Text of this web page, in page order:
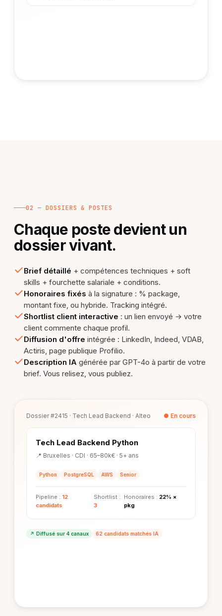
02 — DOSSIERS & POSTES
Chaque poste devient un
dossier vivant.
Brief détaillé + compétences techniques + soft
skills + fourchette salariale + conditions.
Honoraires fixés à la signature : % package,
montant fixe, ou hybride. Tracking intégré.
Shortlist client interactive : un lien envoyé → votre
client commente chaque profil.
Diffusion d'offre intégrée : LinkedIn, Indeed, VDAB,
Actiris, page publique Profilio.
Description IA générée par GPT-4o à partir de votre
brief. Vous relisez, vous publiez.
Dossier #2415 · Tech Lead Backend · Alteo ● En cours
Tech Lead Backend Python
📍 Bruxelles · CDI · 65–80k€ · 5+ ans
Python PostgreSQL AWS Senior
Pipeline : 12
candidats
Shortlist :
3
Honoraires : 22% ×
pkg
↗ Diffusé sur 4 canaux 62 candidats matchés IA